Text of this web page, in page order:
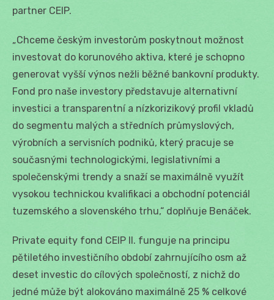
partner CEIP.
„Chceme českým investorům poskytnout možnost
investovat do korunového aktiva, které je schopno
generovat vyšší výnos nežli běžné bankovní produkty.
Fond pro naše investory představuje alternativní
investici a transparentní a nízkorizikový profil vkladů
do segmentu malých a středních průmyslových,
výrobních a servisních podniků, který pracuje se
současnými technologickými, legislativními a
společenskými trendy a snaží se maximálně využít
vysokou technickou kvalifikaci a obchodní potenciál
tuzemského a slovenského trhu,“ doplňuje Benáček.
Private equity fond CEIP II. funguje na principu
pětiletého investičního období zahrnujícího osm až
deset investic do cílových společností, z nichž do
jedné může být alokováno maximálně 25 % celkové